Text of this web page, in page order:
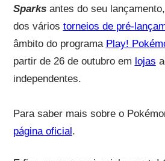
Sparksantes do seu
dos vários torneios de pré-
âmbito do programa Play!
partir de 26 de outubro em lojas
independentes.
Para saber mais sobre o
página oficial.